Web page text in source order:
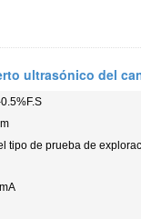
ultrasónico del
tipo de prueba de